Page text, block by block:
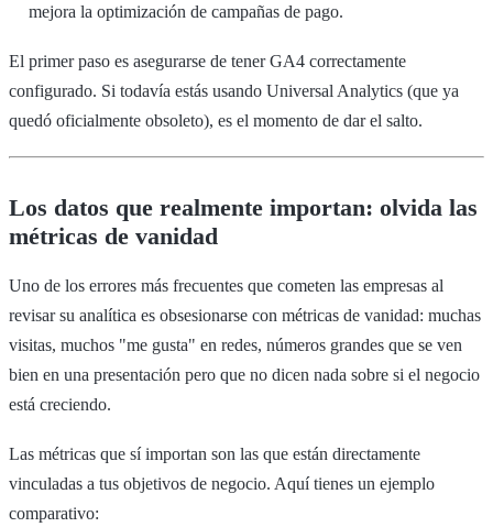
mejora la optimización de campañas de pago.
El primer paso es asegurarse de tener GA4 correctamente
configurado. Si todavía estás usando Universal Analytics (que ya
quedó oficialmente obsoleto), es el momento de dar el salto.
Los datos que realmente importan: olvida las
métricas de vanidad
Uno de los errores más frecuentes que cometen las empresas al
revisar su analítica es obsesionarse con métricas de vanidad: muchas
visitas, muchos "me gusta" en redes, números grandes que se ven
bien en una presentación pero que no dicen nada sobre si el negocio
está creciendo.
Las métricas que sí importan son las que están directamente
vinculadas a tus objetivos de negocio. Aquí tienes un ejemplo
comparativo: